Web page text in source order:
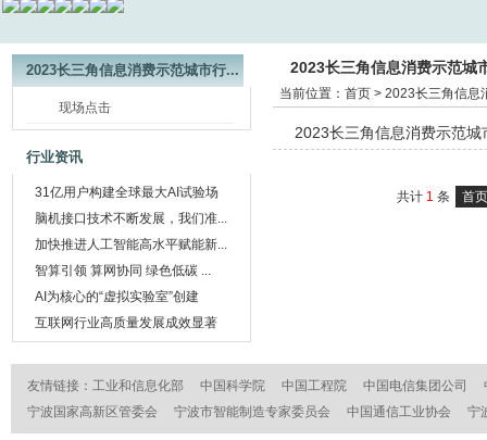
2023长三角信息消费示范城市行...
现场点击
行业资讯
31亿用户构建全球最大AI试验场
脑机接口技术不断发展，我们准...
加快推进人工智能高水平赋能新...
智算引领 算网协同 绿色低碳 ...
AI为核心的“虚拟实验室”创建
互联网行业高质量发展成效显著
2023长三角信息消费示范城
当前位置： 首页> 2023长三角信息
2023长三角信息消费示范
共计 1 条 首页
友情链接： 工业和信息化部 中国科学院 中国工程院 中国电信集团公司
宁波国家高新区管委会
宁波市智能制造专家委员会 中国通信工业协会 宁